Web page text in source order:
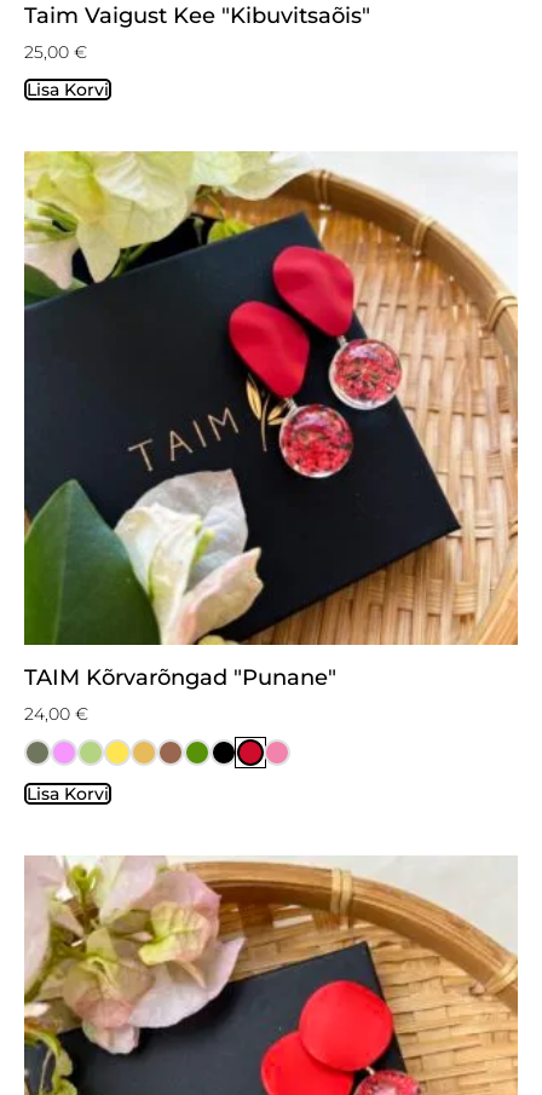
Taim Vaigust Kee "Kibuvitsaõis"
25,00 €
Lisa Korvi
TAIM Kõrvarõngad "Punane"
24,00 €
Lisa Korvi